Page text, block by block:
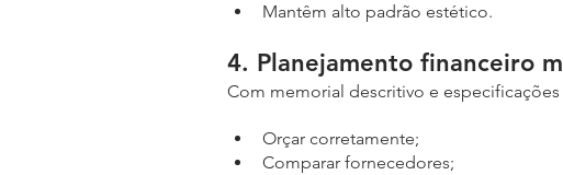
Mantêm alto padrão estético.
4. Planejamento financeiro
Com memorial descritivo e
Orçar corretamente;
Comparar fornecedores;